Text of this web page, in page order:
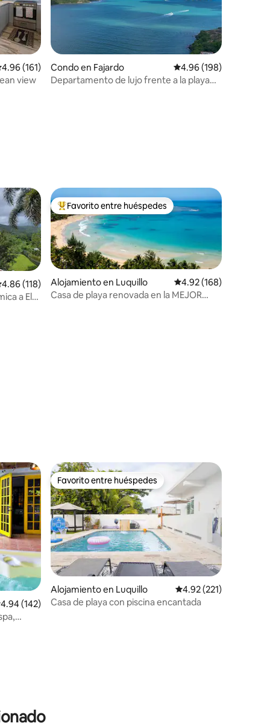
promedio: 4.96 de 5, 161 reseñas
4.96 (161)
view
Condo en Fajardo Calificación promedio:
4.96 (198)
Departamento de lujo frente a la playa
promedio: 4.86 de 5, 118 reseñas
4.86 (118)
a El
Favorito entre huéspedes preferido
Favorito entre huéspedes
Alojamiento en Luquillo Calificación promedio:
4.92 (168)
Casa de playa renovada en la MEJOR
promedio: 4.94 de 5, 142 reseñas
4.94 (142)
Favorito entre huéspedes
Favorito entre huéspedes
Alojamiento en Luquillo Calificación promedio:
4.92 (221)
Casa de playa con piscina encantada